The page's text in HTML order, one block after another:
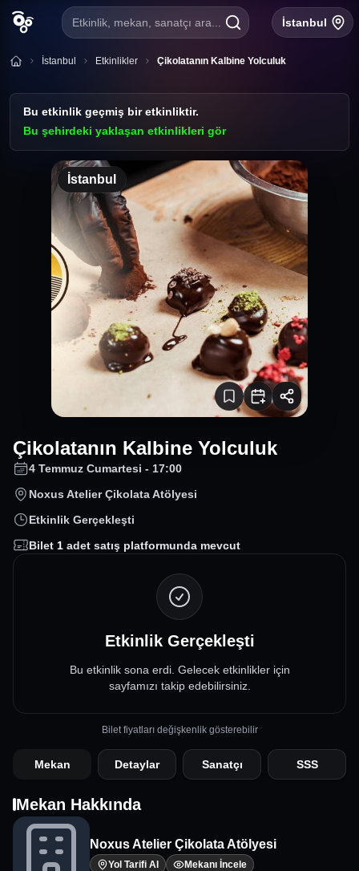
Etkinlik, mekan, sanatçı ara... İstanbul
İstanbul Etkinlikler Çikolatanın Kalbine Yolculuk
Bu etkinlik geçmiş bir etkinliktir.
Bu şehirdeki yaklaşan etkinlikleri gör
İstanbul
Çikolatanın Kalbine Yolculuk
4 Temmuz Cumartesi - 17:00
Noxus Atelier Çikolata Atölyesi
Etkinlik Gerçekleşti
Bilet 1 adet satış platformunda mevcut
Etkinlik Gerçekleşti
Bu etkinlik sona erdi. Gelecek etkinlikler için
sayfamızı takip edebilirsiniz.
Bilet fiyatları değişkenlik gösterebilir
Mekan Detaylar Sanatçı SSS
Mekan Hakkında
Noxus Atelier Çikolata Atölyesi
Yol Tarifi Al Mekanı İncele